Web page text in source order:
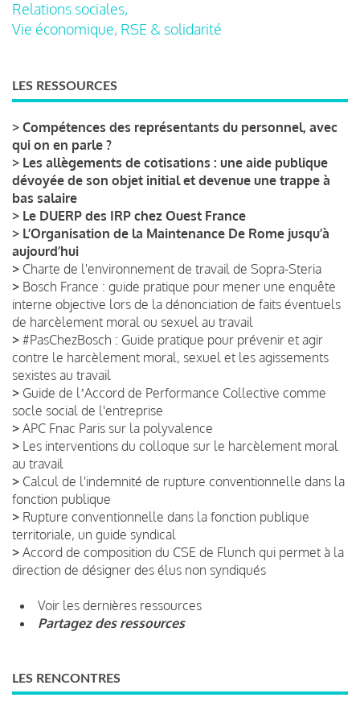
Relations sociales,
Vie économique, RSE & solidarité
LES RESSOURCES
> Compétences des représentants du personnel, avec
qui on en parle ?
> Les allègements de cotisations : une aide publique
dévoyée de son objet initial et devenue une trappe à
bas salaire
> Le DUERP des IRP chez Ouest France
> L’Organisation de la Maintenance De Rome jusqu’à
aujourd’hui
> Charte de l'environnement de travail de Sopra-Steria
> Bosch France : guide pratique pour mener une enquête
interne objective lors de la dénonciation de faits éventuels
de harcèlement moral ou sexuel au travail
> #PasChezBosch : Guide pratique pour prévenir et agir
contre le harcèlement moral, sexuel et les agissements
sexistes au travail
> Guide de lʼAccord de Performance Collective comme
socle social de l'entreprise
> APC Fnac Paris sur la polyvalence
> Les interventions du colloque sur le harcèlement moral
au travail
> Calcul de l'indemnité de rupture conventionnelle dans la
fonction publique
> Rupture conventionnelle dans la fonction publique
territoriale, un guide syndical
> Accord de composition du CSE de Flunch qui permet à la
direction de désigner des élus non syndiqués
Voir les dernières ressources
Partagez des ressources
LES RENCONTRES